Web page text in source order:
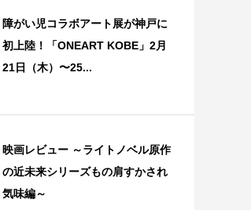
障がい児コラボアート展が神戸に
初上陸！「ONEART KOBE」2月
21日（木）〜25...
映画レビュー ～ライトノベル原作
の近未来シリーズもの肩すかされ
気味編～